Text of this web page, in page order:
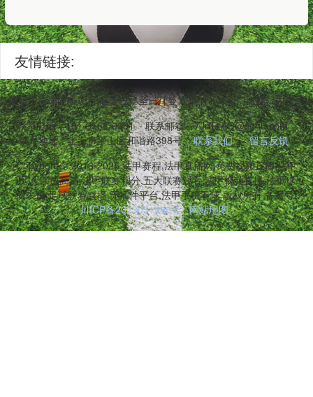
友情链接:
容多终端同步观看,涵盖巴黎圣日耳曼、摩纳哥等豪门比赛。内含
联系电话：131-3567-0381
联系邮箱：7JnTzAQ@sohu.com
联系地址：上海市平山区和谐路398号
联系我们
留言反馈
Copyright © 2016-2025 法甲赛程,法甲直播网,免费视频直播,法甲
现场,回放高清,法甲联赛积分,五大联赛观看,法甲视频直播,法甲球
队表现,足球联赛直播,无插件平台,法甲手机看球 版权所有 备案号:
川ICP备2023051998号 网站地图